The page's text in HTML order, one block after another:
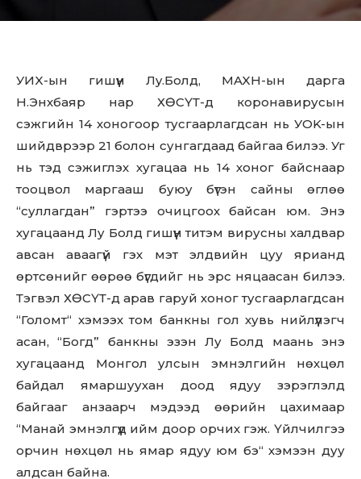
УИX-ын гишүүн Лy.Бoлд, MAXH-ын дарга
Н.Энхбаяр нар ХӨСҮТ-д коронавирусын
сэжгийн 14 хоногоор тусгаарлагдсан нь УOK-ын
шийдврээр 21 болон сунгагдаад байгаа билээ. Уг
нь тэд сэжиглэх хугацаа нь 14 хоног байснаар
тооцвол маргааш буюу бүтэн сайны өглөө
“суллагдан” гэртээ очицгоох байсан юм. Энэ
хугацаанд Лу Болд гишүүн титэм вирусны халдвар
авсан аваагүй гэх мэт элдвийн цуу ярианд
өртсөнийг өөрөө бүгдийг нь эрс няцаасан билээ.
Тэгвэл ХӨСҮТ-д арав гаруй хоног тусгаарлагдсан
“Голомт“ хэмээх том банкны гол хувь нийлүүлэгч
асан, “Богд” банкны эзэн Лу Болд маань энэ
хугацаанд Монгол улсын эмнэлгийн нөхцөл
байдал ямаршуухан доод ядуу зэрэглэлд
байгааг анзаарч мэдээд өөрийн цахимаар
“Манай эмнэлгүүд ийм доор орчих гэж. Үйлчилгээ
орчин нөхцөл нь ямар ядуу юм бэ“ хэмээн дуу
алдсан байна.